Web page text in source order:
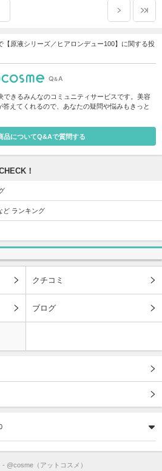
【原液シリーズ／ヒアロンデュー100】に関する投
できるみんなのコミュニティサービスです。美容
えてくれるので、あなたの疑問や悩みもきっと
品についてQ&Aで質問する
！
ど ランキング
クチコミ
ブログ
@cosme（アットコスメ）